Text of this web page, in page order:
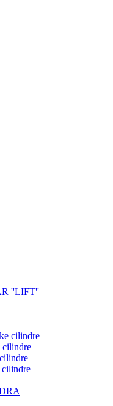
''LIFT''
cilindre
cilindre
cilindre